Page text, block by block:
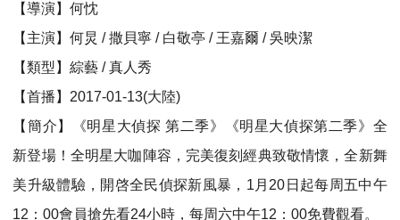
【導演】何忱
【主演】何炅 / 撒貝寧 / 白敬亭 / 王嘉爾 / 吳映潔
【類型】綜藝 / 真人秀
【首播】2017-01-13(大陸)
【簡介】《明星大偵探 第二季》《明星大偵探第二季》全
新登場！全明星大咖陣容，完美復刻經典致敬情懷，全新舞
美升級體驗，開啓全民偵探新風暴，1月20日起每周五中午
12：00會員搶先看24小時，每周六中午12：00免費觀看。